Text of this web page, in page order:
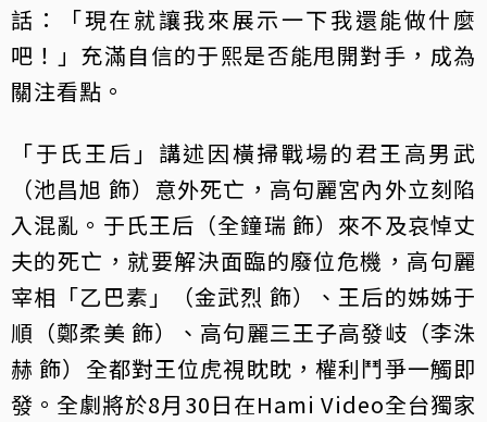
話：「現在就讓我來展示一下我還能做什麼
吧！」充滿自信的于熙是否能甩開對手，成為
關注看點。
「于氏王后」講述因橫掃戰場的君王高男武
（池昌旭 飾）意外死亡，高句麗宮內外立刻陷
入混亂。于氏王后（全鐘瑞 飾）來不及哀悼丈
夫的死亡，就要解決面臨的廢位危機，高句麗
宰相「乙巴素」（金武烈 飾）、王后的姊姊于
順（鄭柔美 飾）、高句麗三王子高發岐（李洙
赫 飾）全都對王位虎視眈眈，權利鬥爭一觸即
發。全劇將於8月30日在Hami Video全台獨家